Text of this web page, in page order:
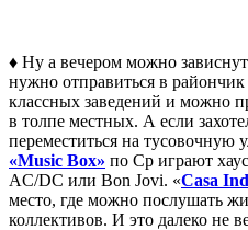
♦ Ну а вечером можно
нужно отправиться в райончик
классных заведений и можно
в толпе местных. А если
переместиться на тусовочную
«Music Box» по Ср играют
AC/DC или Bon Jovi. «Casa
место, где можно послушать
коллективов. И это далеко не